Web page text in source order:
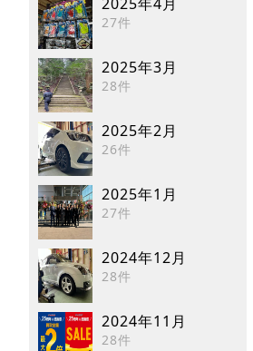
27件
2025年3月
28件
2025年2月
26件
2025年1月
27件
2024年12月
28件
2024年11月
28件